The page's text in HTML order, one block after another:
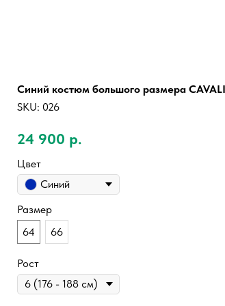
Синий костюм большого размера
SKU: 026
24 900 р.
Цвет
Синий
Размер
64
66
Рост